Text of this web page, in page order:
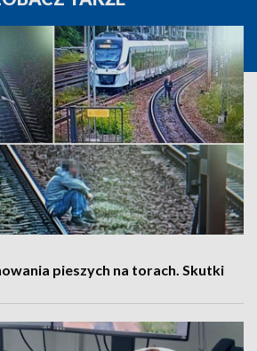
pieszych na torach. Skutki